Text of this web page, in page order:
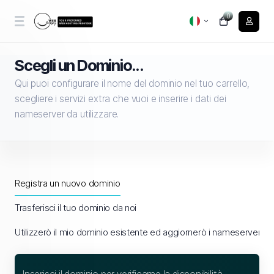
0
Scegli un Dominio...
Qui puoi configurare il nome del dominio nel tuo carrello,
scegliere i servizi extra che vuoi e inserire i dati dei
nameserver da utilizzare.
Registra un nuovo dominio
Trasferisci il tuo dominio da noi
Utilizzerò il mio dominio esistente ed aggiornerò i nameserver